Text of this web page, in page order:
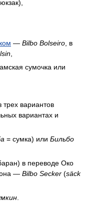
— Bilbo Bolseiro , в
сумочка или
трех вариантов
вариантах и
= сумка) или Бильбо
в переводе Око
— Bilbo Secker (säck